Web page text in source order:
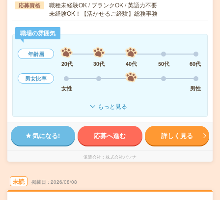
応募資格
職種未経験OK / ブランクOK / 英語力不要
未経験OK！【活かせるご経験】総務事務
職場の雰囲気
年齢層
20代
30代 40代 50代
60代
男女比率
女性
男性
もっと見る
気になる! 応募へ進む 詳しく見る
派遣会社 株式会社パソナ
未読 掲載日 2026/08/08